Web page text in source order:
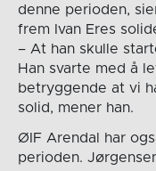
denne perioden,
frem Ivan Eres
– At han skulle
Han svarte med å
betryggende at vi
solid, mener han.
ØIF Arendal har
perioden.